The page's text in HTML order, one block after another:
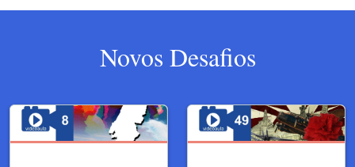
Novos Desafios